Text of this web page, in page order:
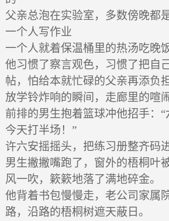
父亲总泡在实验室，多数傍晚都
一个人写作业
一个人就着保温桶里的热汤吃晚饭
他习惯了察言观色，习惯了把自
帖，怕给本就忙碌的父亲再添负担
放学铃炸响的瞬间，走廊里的喧
前排的男生抱着篮球冲他招手：“
今天打半场！”
许六安摇摇头，把练习册整齐码
男生撇撇嘴跑了，窗外的梧桐叶
风一吹，簌簌地落了满地碎金。
他背着书包慢慢走，老公司家属
路，沿路的梧桐树遮天蔽日。